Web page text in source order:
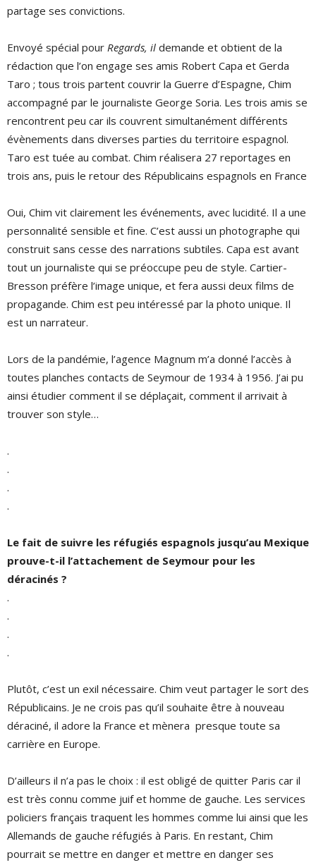
partage ses convictions.
Envoyé spécial pour Regards, il demande et obtient de la
rédaction que l’on engage ses amis Robert Capa et Gerda
Taro ; tous trois partent couvrir la Guerre d’Espagne, Chim
accompagné par le journaliste George Soria. Les trois amis se
rencontrent peu car ils couvrent simultanément différents
évènements dans diverses parties du territoire espagnol.
Taro est tuée au combat. Chim réalisera 27 reportages en
trois ans, puis le retour des Républicains espagnols en France
Oui, Chim vit clairement les événements, avec lucidité. Il a une
personnalité sensible et fine. C’est aussi un photographe qui
construit sans cesse des narrations subtiles. Capa est avant
tout un journaliste qui se préoccupe peu de style. Cartier-
Bresson préfère l’image unique, et fera aussi deux films de
propagande. Chim est peu intéressé par la photo unique. Il
est un narrateur.
Lors de la pandémie, l’agence Magnum m’a donné l’accès à
toutes planches contacts de Seymour de 1934 à 1956. J’ai pu
ainsi étudier comment il se déplaçait, comment il arrivait à
trouver son style…
.
.
.
.
Le fait de suivre les réfugiés espagnols jusqu’au Mexique
prouve-t-il l’attachement de Seymour pour les
déracinés ?
.
.
.
.
Plutôt, c’est un exil nécessaire. Chim veut partager le sort des
Républicains. Je ne crois pas qu’il souhaite être à nouveau
déraciné, il adore la France et mènera presque toute sa
carrière en Europe.
D’ailleurs il n’a pas le choix : il est obligé de quitter Paris car il
est très connu comme juif et homme de gauche. Les services
policiers français traquent les hommes comme lui ainsi que les
Allemands de gauche réfugiés à Paris. En restant, Chim
pourrait se mettre en danger et mettre en danger ses